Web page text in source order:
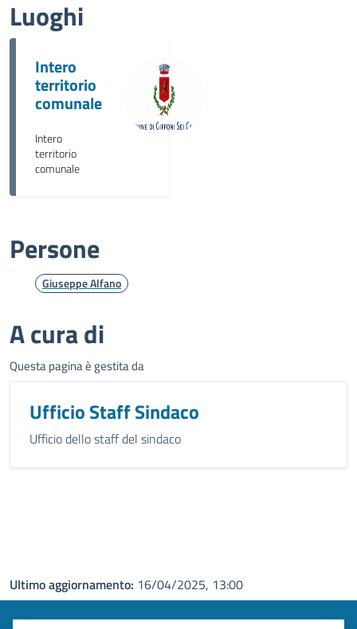
Luoghi
Intero
territorio
comunale
Intero
territorio
comunale
Persone
Giuseppe Alfano
A cura di
Questa pagina è gestita da
Ufficio Staff Sindaco
Ufficio dello staff del sindaco
Ultimo aggiornamento: 16/04/2025, 13:00